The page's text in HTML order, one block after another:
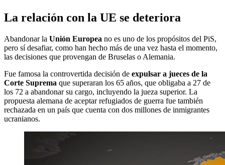
La relación con la UE se deteriora
Abandonar la Unión Europea no es uno de los propósitos del PiS,
pero sí desafiar, como han hecho más de una vez hasta el momento,
las decisiones que provengan de Bruselas o Alemania.
Fue famosa la controvertida decisión de expulsar a jueces de la
Corte Suprema que superaran los 65 años, que obligaba a 27 de
los 72 a abandonar su cargo, incluyendo la jueza superior. La
propuesta alemana de aceptar refugiados de guerra fue también
rechazada en un país que cuenta con dos millones de inmigrantes
ucranianos.